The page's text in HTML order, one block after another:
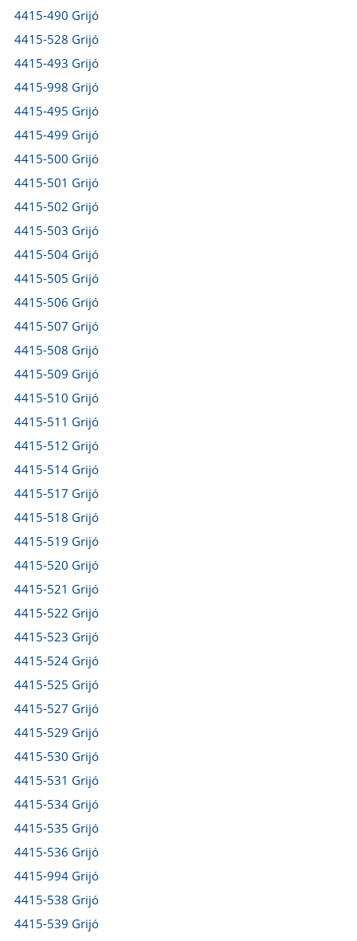
4415-490 Grijó
4415-528 Grijó
4415-493 Grijó
4415-998 Grijó
4415-495 Grijó
4415-499 Grijó
4415-500 Grijó
4415-501 Grijó
4415-502 Grijó
4415-503 Grijó
4415-504 Grijó
4415-505 Grijó
4415-506 Grijó
4415-507 Grijó
4415-508 Grijó
4415-509 Grijó
4415-510 Grijó
4415-511 Grijó
4415-512 Grijó
4415-514 Grijó
4415-517 Grijó
4415-518 Grijó
4415-519 Grijó
4415-520 Grijó
4415-521 Grijó
4415-522 Grijó
4415-523 Grijó
4415-524 Grijó
4415-525 Grijó
4415-527 Grijó
4415-529 Grijó
4415-530 Grijó
4415-531 Grijó
4415-534 Grijó
4415-535 Grijó
4415-536 Grijó
4415-994 Grijó
4415-538 Grijó
4415-539 Grijó